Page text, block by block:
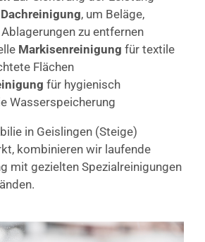
Dachreinigung, um Beläge,
zu entfernen
Markisenreinigung für textile
Flächen
für hygienisch
Wasserspeicherung
in Geislingen (Steige)
kombinieren wir laufende
mit gezielten Spezialreinigungen